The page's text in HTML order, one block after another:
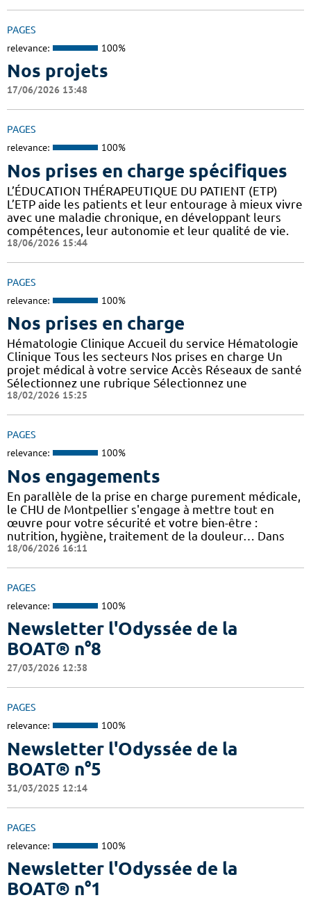
PAGES
relevance: 100%
Nos projets
17/06/2026 13:48
PAGES
relevance: 100%
Nos prises en charge spécifiques
L’ÉDUCATION THÉRAPEUTIQUE DU PATIENT (ETP)
L’ETP aide les patients et leur entourage à mieux vivre
avec une maladie chronique, en développant leurs
compétences, leur autonomie et leur qualité de vie.
18/06/2026 15:44
PAGES
relevance: 100%
Nos prises en charge
Hématologie Clinique Accueil du service Hématologie
Clinique Tous les secteurs Nos prises en charge Un
projet médical à votre service Accès Réseaux de santé
Sélectionnez une rubrique Sélectionnez une
18/02/2026 15:25
PAGES
relevance: 100%
Nos engagements
En parallèle de la prise en charge purement médicale,
le CHU de Montpellier s'engage à mettre tout en
œuvre pour votre sécurité et votre bien-être :
nutrition, hygiène, traitement de la douleur… Dans
18/06/2026 16:11
PAGES
relevance: 100%
Newsletter l'Odyssée de la
BOAT® n°8
27/03/2026 12:38
PAGES
relevance: 100%
Newsletter l'Odyssée de la
BOAT® n°5
31/03/2025 12:14
PAGES
relevance: 100%
Newsletter l'Odyssée de la
BOAT® n°1